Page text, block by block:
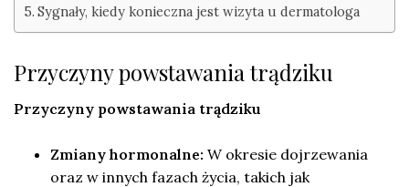
Sygnały, kiedy konieczna jest wizyta u dermatologa
Przyczyny powstawania trądziku
Przyczyny powstawania trądziku
Zmiany hormonalne: W okresie dojrzewania
oraz w innych fazach życia, takich jak